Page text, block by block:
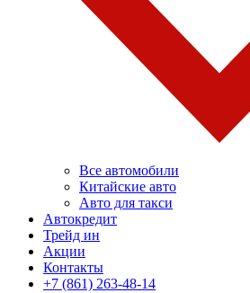
Все автомобили
Китайские авто
Авто для такси
Автокредит
Трейд ин
Акции
Контакты
+7 (861) 263-48-14